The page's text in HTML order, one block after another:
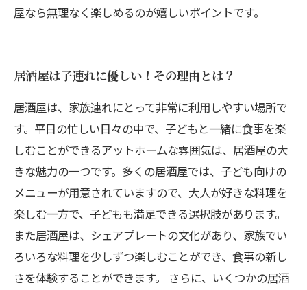
屋なら無理なく楽しめるのが嬉しいポイントです。
居酒屋は子連れに優しい！その理由とは？
居酒屋は、家族連れにとって非常に利用しやすい場所で
す。平日の忙しい日々の中で、子どもと一緒に食事を楽
しむことができるアットホームな雰囲気は、居酒屋の大
きな魅力の一つです。多くの居酒屋では、子ども向けの
メニューが用意されていますので、大人が好きな料理を
楽しむ一方で、子どもも満足できる選択肢があります。
また居酒屋は、シェアプレートの文化があり、家族でい
ろいろな料理を少しずつ楽しむことができ、食事の新し
さを体験することができます。 さらに、いくつかの居酒